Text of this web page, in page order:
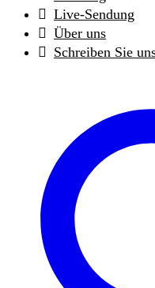
Live-Sendung
Über uns
Schreiben Sie